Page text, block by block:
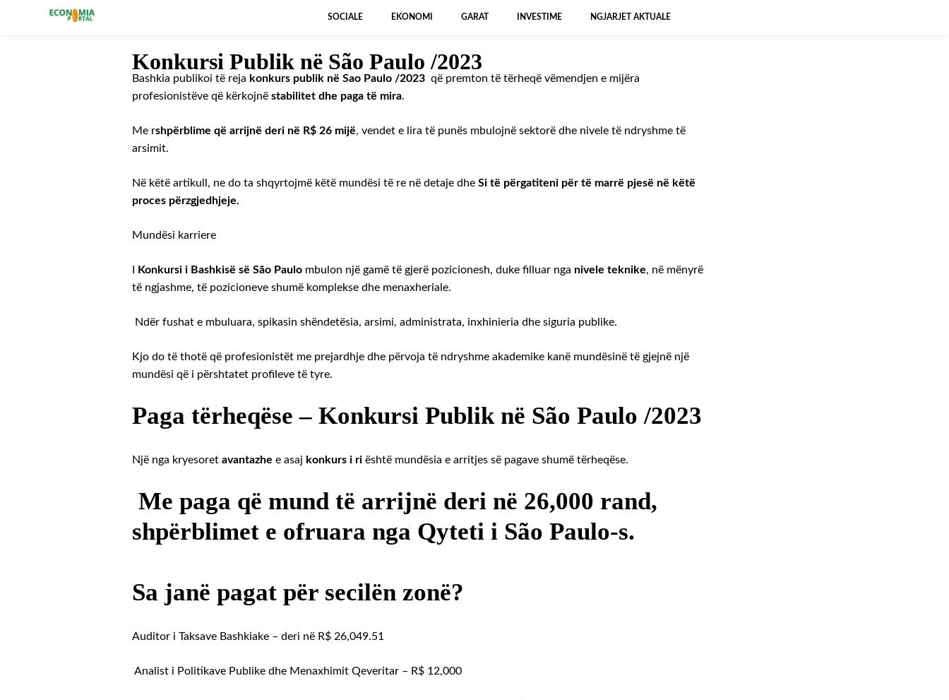
SOCIALE EKONOMI GARAT INVESTIME NGJARJET AKTUALE
Konkursi Publik në São Paulo /2023
Bashkia publikoi të reja konkurs publik në Sao Paulo /2023 që premton të tërheqë vëmendjen e mijëra
profesionistëve që kërkojnë stabilitet dhe paga të mira.
Me rshpërblime që arrijnë deri në R$ 26 mijë, vendet e lira të punës mbulojnë sektorë dhe nivele të ndryshme të
arsimit.
Në këtë artikull, ne do ta shqyrtojmë këtë mundësi të re në detaje dhe Si të përgatiteni për të marrë pjesë në këtë
proces përzgjedhjeje.
Mundësi karriere
I Konkursi i Bashkisë së São Paulo mbulon një gamë të gjerë pozicionesh, duke filluar nga nivele teknike, në mënyrë
të ngjashme, të pozicioneve shumë komplekse dhe menaxheriale.
Ndër fushat e mbuluara, spikasin shëndetësia, arsimi, administrata, inxhinieria dhe siguria publike.
Kjo do të thotë që profesionistët me prejardhje dhe përvoja të ndryshme akademike kanë mundësinë të gjejnë një
mundësi që i përshtatet profileve të tyre.
Paga tërheqëse – Konkursi Publik në São Paulo /2023
Një nga kryesoret avantazhe e asaj konkurs i ri është mundësia e arritjes së pagave shumë tërheqëse.
Me paga që mund të arrijnë deri në 26,000 rand,
shpërblimet e ofruara nga Qyteti i São Paulo-s.
Sa janë pagat për secilën zonë?
Auditor i Taksave Bashkiake – deri në R$ 26,049.51
Analist i Politikave Publike dhe Menaxhimit Qeveritar – R$ 12,000